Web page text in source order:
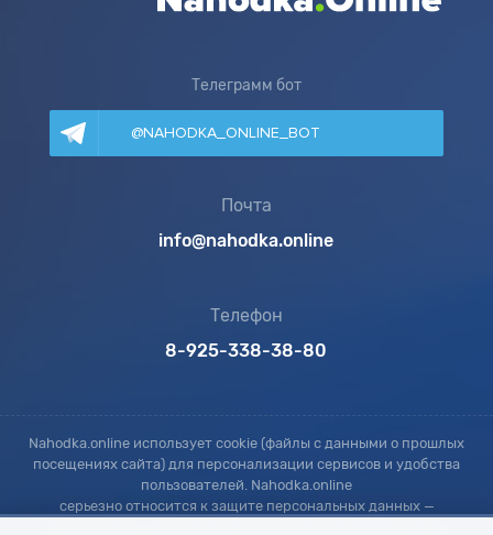
Телеграмм бот
@NAHODKA_ONLINE_BOT
Почта
info@nahodka.online
Телефон
8-925-338-38-80
Nahodka.online использует cookie (файлы с данными о прошлых
посещениях сайта) для персонализации сервисов и удобства
пользователей. Nahodka.online
серьезно относится к защите персональных данных —